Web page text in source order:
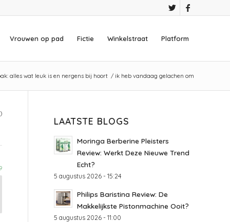
Vrouwen op pad Fictie Winkelstraat Platform
alles wat leuk is en nergens bij hoort / ik heb vandaag gelachen om
LAATSTE BLOGS
Moringa Berberine Pleisters
Review: Werkt Deze Nieuwe Trend
Echt?
5 augustus 2026 - 15:24
Philips Baristina Review: De
Makkelijkste Pistonmachine Ooit?
5 augustus 2026 - 11:00